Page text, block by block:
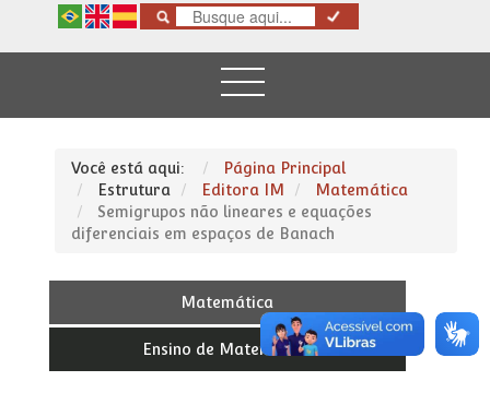
Você está aqui:
Página Principal
Estrutura
Editora IM
Matemática
Semigrupos não lineares e equações
diferenciais em espaços de Banach
Matemática
Ensino de Matemática